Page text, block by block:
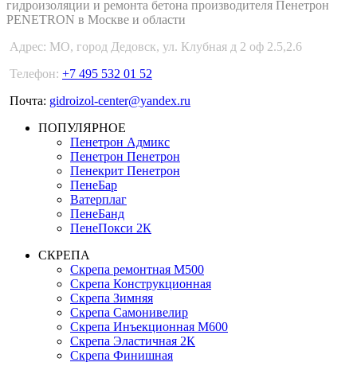
гидроизоляции и ремонта бетона производителя Пенетрон
PENETRON в Москве и области
Адрес: МО, город Дедовск, ул. Клубная д 2 оф 2.5,2.6
Телефон: +7 495 532 01 52
Почта: gidroizol-center@yandex.ru
ПОПУЛЯРНОЕ
Пенетрон Адмикс
Пенетрон Пенетрон
Пенекрит Пенетрон
ПенеБар
Ватерплаг
ПенеБанд
ПенеПокси 2К
СКРЕПА
Скрепа ремонтная М500
Скрепа Конструкционная
Скрепа Зимняя
Скрепа Самонивелир
Скрепа Инъекционная М600
Скрепа Эластичная 2К
Скрепа Финишная